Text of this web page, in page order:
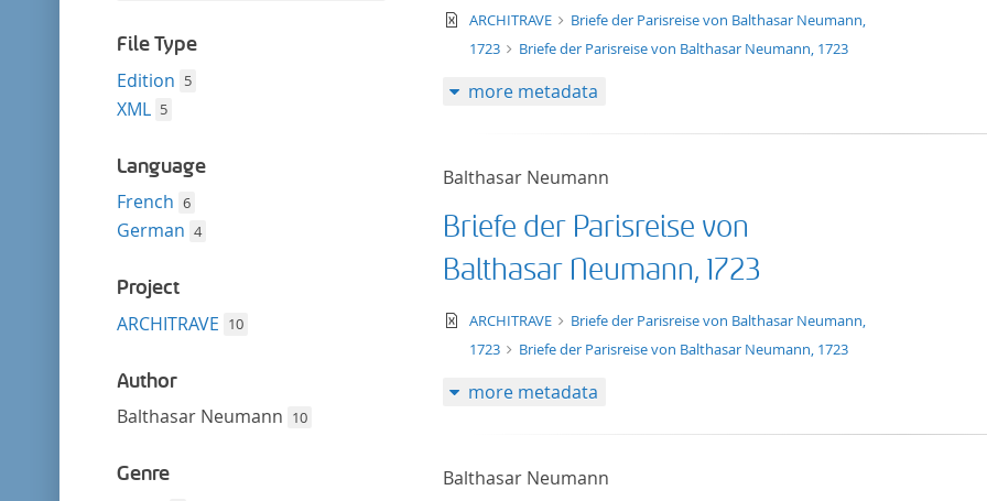
File Type
Edition 5
XML 5
Language
French 6
German 4
Project
ARCHITRAVE 10
Author
Balthasar Neumann 10
Genre
text/xml
ARCHITRAVE
Briefe der Parisreise von Balthasar Neumann,
1723
Briefe der Parisreise von Balthasar Neumann, 1723
more metadata
Balthasar Neumann
Briefe der Parisreise von
Balthasar Neumann, 1723
text/xml
ARCHITRAVE
Briefe der Parisreise von Balthasar Neumann,
1723
Briefe der Parisreise von Balthasar Neumann, 1723
more metadata
Balthasar Neumann